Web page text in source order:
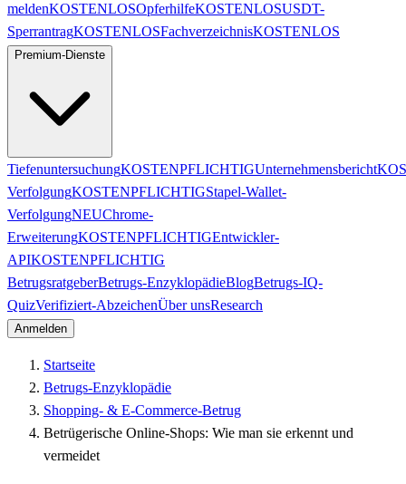
meldenKOSTENLOSOpferhilfeKOSTENLOSUSDT-
SperrantragKOSTENLOSFachverzeichnisKOSTENLOS
Premium-Dienste
TiefenuntersuchungKOSTENPFLICHTIGUnternehmensbericht
VerfolgungKOSTENPFLICHTIGStapel-Wallet-
VerfolgungNEUChrome-
ErweiterungKOSTENPFLICHTIGEntwickler-
APIKOSTENPFLICHTIG
BetrugsratgeberBetrugs-EnzyklopädieBlogBetrugs-IQ-
QuizVerifiziert-AbzeichenÜber unsResearch
Anmelden
Startseite
Betrugs-Enzyklopädie
Shopping- & E-Commerce-Betrug
Betrügerische Online-Shops: Wie man sie erkennt und
vermeidet